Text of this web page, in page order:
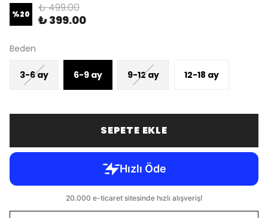
%20 ₺ 499.00
₺ 399.00
Beden
3-6 ay 6-9 ay 9-12 ay 12-18 ay
SEPETE EKLE